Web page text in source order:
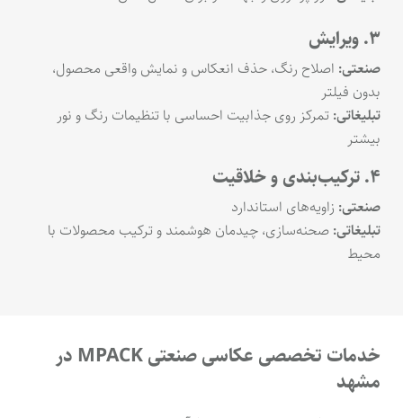
۳. ویرایش
صنعتی: اصلاح رنگ، حذف انعکاس و نمایش واقعی محصول،
بدون فیلتر
تبلیغاتی: تمرکز روی جذابیت احساسی با تنظیمات رنگ و نور
بیشتر
۴. ترکیب‌بندی و خلاقیت
صنعتی: زاویه‌های استاندارد
تبلیغاتی: صحنه‌سازی، چیدمان هوشمند و ترکیب محصولات با
محیط
خدمات تخصصی عکاسی صنعتی MPACK در
مشهد